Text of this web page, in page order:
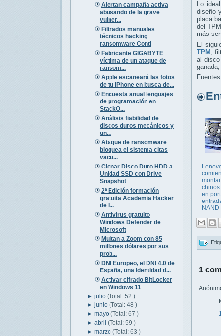
Alertan campaña activa
abusando de la grave
vulner...
Filtrados manuales
técnicos hacking
ransomware Conti
Fabricante GIGABYTE
víctima de un ataque de
ransom...
Apple escaneará las fotos
de tu iPhone en busca de...
Encuesta anual lenguajes
de programación en
StackO...
Análisis fiabilidad de
discos duros mecánicos y
un...
Ataque de ransomware
bloquea el sistema citas
vacu...
Clonar Disco Duro HDD a
Unidad SSD con Drive
Snapshot
2ª Edición formación
gratuita Academia Hacker
de I...
Antivirus gratuito
Windows Defender de
Microsoft
Multan a Zoom con 85
millones dólares por sus
prob...
DNI Europeo, el DNI 4.0 de
España, una identidad d...
Activar cifrado BitLocker
en Windows 11
►julio(Total: 52 )
►junio(Total: 48 )
►mayo(Total: 67 )
►abril(Total: 59 )
►marzo(Total: 63 )
Lo
diseño
placa
del
más
El
TPM ,
al disco
chinos
en
NAND
1